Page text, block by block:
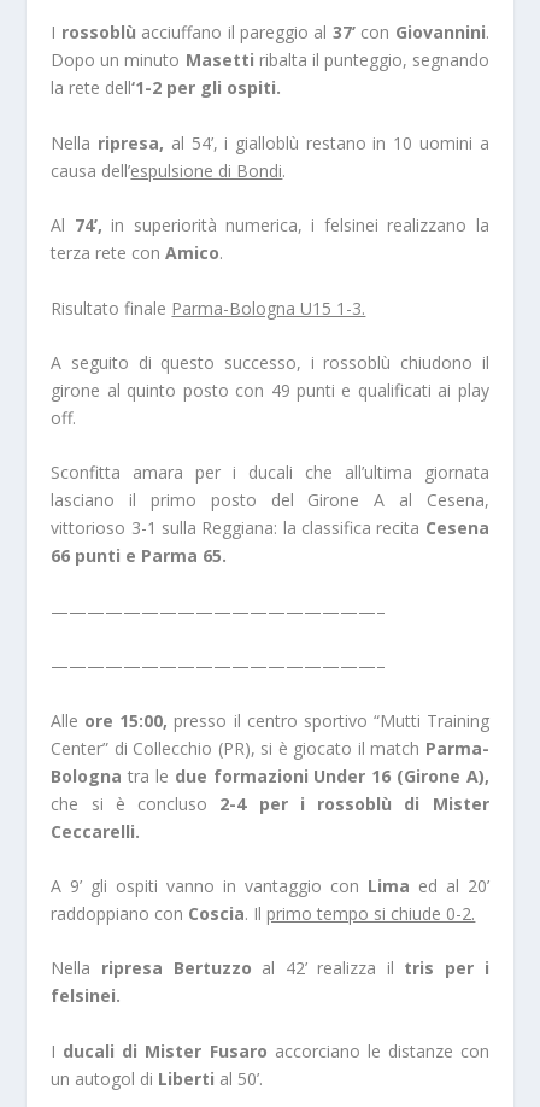
I rossoblù acciuffano il pareggio al 37’con Giovannini.
Dopo un minuto Masetti ribalta il punteggio, segnando
la rete dell‘1-2 per gli ospiti.
Nella ripresa, al 54’, i gialloblù restano in 10 uomini a
causa dell’espulsione di Bondi.
Al 74’, in superiorità numerica, i felsinei realizzano la
terza rete conAmico.
Risultato finale Parma-Bologna U15 1-3.
A seguito di questo successo, i rossoblù chiudono il
girone al quinto posto con 49 punti e qualificati ai play
off.
Sconfitta amara per i ducali che all’ultima giornata
lasciano il primo posto del Girone A al Cesena,
vittorioso 3-1 sulla Reggiana: la classifica recita Cesena
66 punti e Parma 65.
——————————————————–
——————————————————–
Alle ore 15:00, presso il centro sportivo “Mutti Training
Center” di Collecchio (PR), si è giocato il match Parma-
Bolognatra le due formazioni Under 16 (Girone A),
che si è concluso 2-4 per i rossoblù di Mister
Ceccarelli.
A 9’ gli ospiti vanno in vantaggio con Lima ed al 20’
raddoppiano con Coscia. Il primo tempo si chiude 0-2.
Nella ripresa Bertuzzo al 42’ realizza il tris per i
felsinei.
I ducali di Mister Fusaro accorciano le distanze con
un autogol di Liberti al 50’.